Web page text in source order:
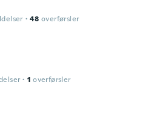
· 48 overførsler
· 1 overførsler